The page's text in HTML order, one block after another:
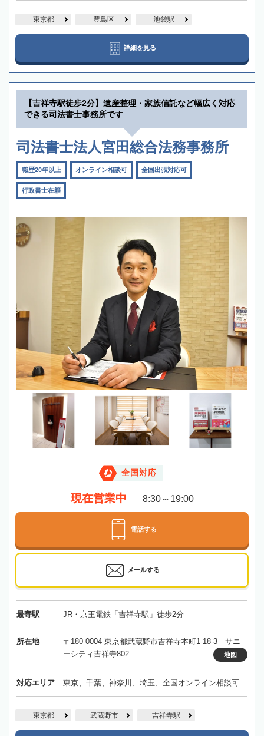
東京都 豊島区 池袋駅
詳細を見る
【吉祥寺駅徒歩2分】遺産整理・家族信託など幅広く対応
できる司法書士事務所です
司法書士法人宮田総合法務事務所
職歴20年以上 オンライン相談可 全国出張対応可
行政書士在籍
全国対応
現在営業中 8:30～19:00
電話する
メールする
最寄駅 JR・京王電鉄「吉祥寺駅」徒歩2分
所在地
〒180-0004 東京都武蔵野市吉祥寺本町1-18-3 サニ
ーシティ吉祥寺802
地図
対応エリア 東京、千葉、神奈川、埼玉、全国オンライン相談可
東京都 武蔵野市 吉祥寺駅